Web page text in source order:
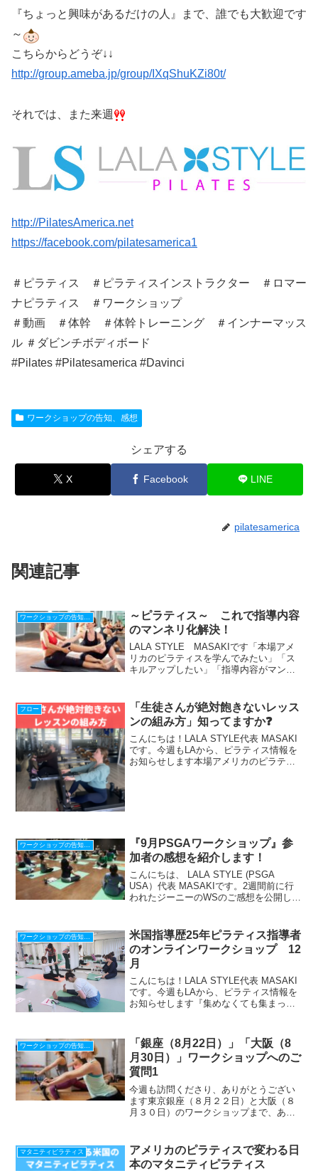
『ちょっと興味があるだけの人』まで、誰でも大歓迎です
～
こちらからどうぞ↓↓
http://group.ameba.jp/group/IXqShuKZi80t/
それでは、また来週
http://PilatesAmerica.net
https://facebook.com/pilatesamerica1
‪＃‎ピラティス‬ ‪＃ピラティスインストラクター‬ ‪＃‎ロマー
ナピラティス‬ ‪＃‎ワークショップ‬
＃‎動画‬ ‪＃‎体幹‬ ‪＃体幹トレーニング ＃‎インナーマッス
ル‬ ＃ダビンチボディボード
#Pilates #Pilatesamerica #Davinci
ワークショップの告知、感想
シェアする
X Facebook LINE
pilatesamerica
関連記事
～ピラティス～ これで指導内容
のマンネリ化解決！
LALA STYLE MASAKIです「本場アメ
リカのピラティスを学んでみたい」「ス
キルアップしたい」「指導内容がマンネ
ピラティスマスターを呼び、日本でワー
クシ...
フロー
「生徒さんが絶対飽きないレッス
ンの組み方」知ってますか❓
こんにちは！LALA STYLE代表 MASAKI
です。今週もLAから、ピラティス情報を
お知らせします本場アメリカのピラティ
『9月PSGAワークショップ』参
加者の感想を紹介します！
こんにちは、 LALA STYLE (PSGA
USA）代表 MASAKIです。2週間前に行
われたジーニーのWSのご感想を公開しま
る簡単ピラティスエクササイズジーニ...
ワークショップの告知、感想
米国指導歴25年ピラティス指導者
のオンラインワークショップ 12
月
こんにちは！LALA STYLE代表 MASAKI
です。今週もLAから、ピラティス情報を
お知らせします『集めなくても集まって
画マニュアル】贈呈⇩⇩ 登録後、ズー...
「銀座（8月22日）」「大阪（8
月30日）」ワークショップへのご
質問1
今週も訪問くださり、ありがとうござい
ます東京銀座（８月２２日）と大阪（８
月３０日）のワークショップまで、あと
のある方は、お早目にご連絡下さいね
=============...
マタニティピラティス
アメリカのピラティスで変わる日
本のマタニティピラティス